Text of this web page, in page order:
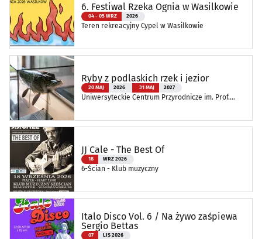
6. Festiwal Rzeka Ognia w Wasilkowie
04 - 05 WRZ 2026
Teren rekreacyjny Cypel w Wasilkowie
Ryby z podlaskich rzek i jezior
20 MAJ 2026 31 MAJ 2027
Uniwersyteckie Centrum Przyrodnicze im. Prof.
JJ Cale - The Best Of
18 WRZ 2026
6-Ścian - Klub muzyczny
Italo Disco Vol. 6 / Na żywo zaśpiewa
Sergio Bettas
07 LIS 2026